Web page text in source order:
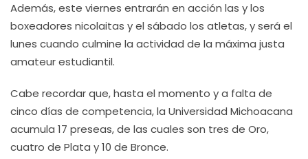
Además, este viernes entrarán en acción las y los
boxeadores nicolaitas y el sábado los atletas, y será el
lunes cuando culmine la actividad de la máxima justa
amateur estudiantil.
Cabe recordar que, hasta el momento y a falta de
cinco días de competencia, la Universidad Michoacana
acumula 17 preseas, de las cuales son tres de Oro,
cuatro de Plata y 10 de Bronce.